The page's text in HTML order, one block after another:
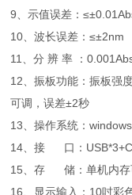
9、示值误差：
10、波长误差：≤±2nm
11、分 辨 率 ：
12、振板功能：振板强
可调，误差±2秒
13、操作系统：
14、接 口：
15、存 储：单机内存
16、显示输入：10吋彩